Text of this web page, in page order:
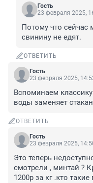
Гость
23 февраля 2025,
Потому что сейчас
свинину не едят.
ОТВЕТИТЬ
Гость
23 февраля 2025,
Вспоминаем
воды заменяет
ОТВЕТИТЬ
Гость
23 февраля 2025,
Это теперь
смотрели , минтай ?
1200р за кг .кто